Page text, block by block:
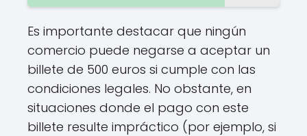
Es importante destacar que ningún
comercio puede negarse a aceptar un
billete de 500 euros si cumple con las
condiciones legales. No obstante, en
situaciones donde el pago con este
billete resulte impráctico (por ejemplo, si